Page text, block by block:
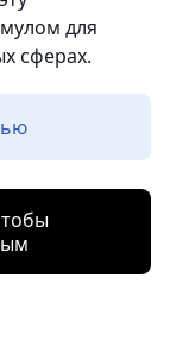
для
сферах.